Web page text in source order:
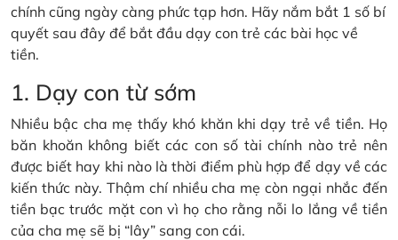
chính cũng ngày càng phức tạp hơn. Hãy nắm bắt 1 số bí
quyết sau đây để bắt đầu dạy con trẻ các bài học về
tiền.
1. Dạy con từ sớm
Nhiều bậc cha mẹ thấy khó khăn khi dạy trẻ về tiền. Họ
băn khoăn không biết các con số tài chính nào trẻ nên
được biết hay khi nào là thời điểm phù hợp để dạy về các
kiến thức này. Thậm chí nhiều cha mẹ còn ngại nhắc đến
tiền bạc trước mặt con vì họ cho rằng nỗi lo lắng về tiền
của cha mẹ sẽ bị “lây” sang con cái.